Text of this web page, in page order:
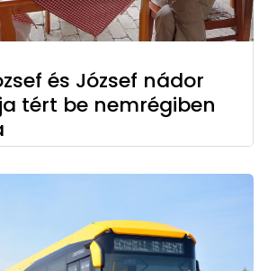
és József nádor
tért be nemrégiben